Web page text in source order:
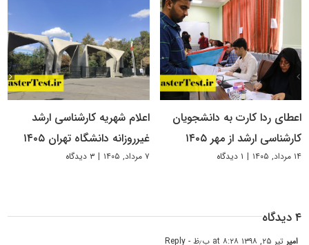
اعطای ردا کارت به دانشجویان
کارشناسی ارشد از مهر ۱۴۰۵
۱۴ مرداد, ۱۴۰۵ | ۱ دیدگاه
اعلام شهریه کارشناسی ارشد
غیرروزانه دانشگاه تهران ۱۴۰۵
۷ مرداد, ۱۴۰۵ | ۳ دیدگاه
۴ دیدگاه
امیرتیر ۲۵, ۱۳۹۸ at ۸:۲۸ ب٫ظ - Reply